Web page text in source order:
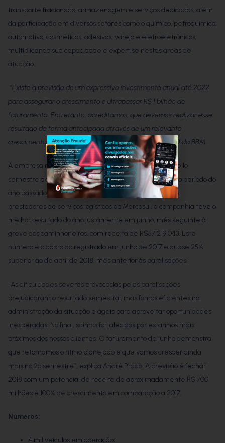
transporte fracionado, armazenagem e serviços dedicados, além
da participação em diversos setores como o químico, petroquímico,
automotivo, cosméticos, adesivos, varejo e eletroeletrônicos,
multiplicando sua capacidade e expertise nestas áreas de
atuação.
“Existe a previsão de um expressivo investimento anual até 2022
para assegurar o crescimento e ultrapassar R$ 1 bilhão de
faturamento. Entretanto, acreditamos, que devemos realizar esse
resultado de forma antecipada através de um relevante
crescimento orgânico e novas aquisições”,
prevê o CEO da BBM.
A empresa registrou faturamento de R$253.082.982 no 1º
semestre de 2018, resultado 56% superior ao do mesmo período do
ano passado. Entrando para o seleto grupo dos maiores
prestadores de serviços logísticos do Mercosul, a companhia teve o
melhor resultado do ano justamente em junho, mês seguinte à
greve dos caminhoneiros, com receita de R$57.219.043. Este
número é o dobro do registrado em junho de 2017 e quase 25%
superior ao de abril de 2018, mês anterior às paralisações.
“As dificuldades severas provocadas pelas paralisações
prejudicaram o resultado semestral, mas fomos eficientes na
administração da situação e ágeis para aproveitar oportunidades
inesperadas. No final, saímos fortalecidos por estarmos mais
próximos dos nossos clientes. O faturamento de junho demonstra
que retomamos o ritmo planejado e que vamos crescer ainda
mais no 2º semestre”, explica André Prado. A previsão é fechar
2018 com um potencial de receita de aproximadamente R$ 700
milhões e 100% de crescimento em comparação a 2017.
Números:
4 mil veículos em operação;